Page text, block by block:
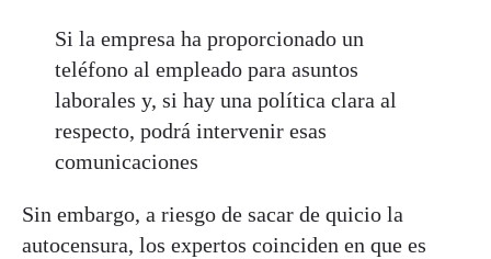
Si la empresa ha proporcionado un
teléfono al empleado para asuntos
laborales y, si hay una política clara al
respecto, podrá intervenir esas
comunicaciones
Sin embargo, a riesgo de sacar de quicio la
autocensura, los expertos coinciden en que es